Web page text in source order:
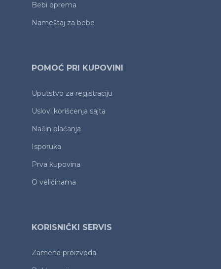
Bebi oprema
Nameštaj za bebe
POMOĆ PRI KUPOVINI
Uputstvo za registraciju
Uslovi korišćenja sajta
Način plaćanja
Isporuka
Prva kupovina
O veličinama
KORISNIČKI SERVIS
Zamena proizvoda